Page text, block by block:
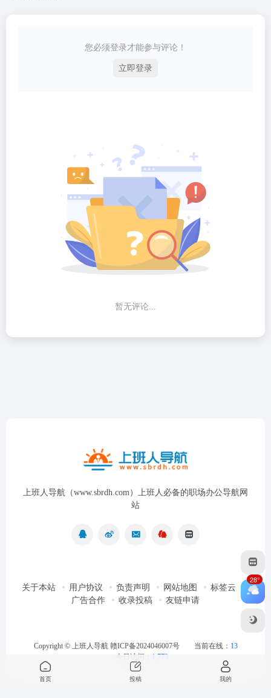
您必须登录才能参与评论！
立即登录
暂无评论...
上班人导航（www.sbrdh.com）上班人必备的职场办公导航网
站
关于本站 用户协议 负责声明 网站地图
标签云
广告合作
收录投稿 友链申请
Copyright © 上班人导航 赣ICP备2024046007号 当前在线： 13
今日访问：
1,773
28°
首页 投稿 我的